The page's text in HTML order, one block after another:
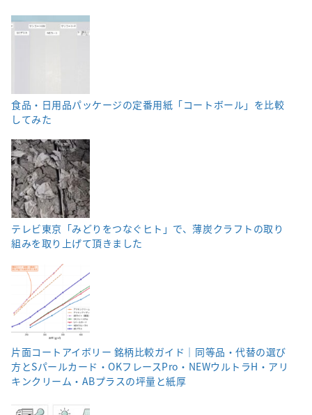
食品・日用品パッケージの定番用紙「コートボール」を比較
してみた
テレビ東京「みどりをつなぐヒト」で、薄炭クラフトの取り
組みを取り上げて頂きました
片面コートアイボリー 銘柄比較ガイド｜同等品・代替の選び
方とSパールカード・OKフレースPro・NEWウルトラH・アリ
キンクリーム・ABプラスの坪量と紙厚